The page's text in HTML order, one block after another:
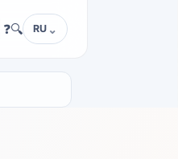
❓🔍 RU